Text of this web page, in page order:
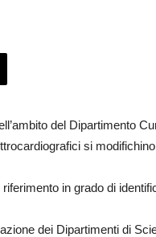
del Dipartimento
si
in grado di
dei Dipartimenti di